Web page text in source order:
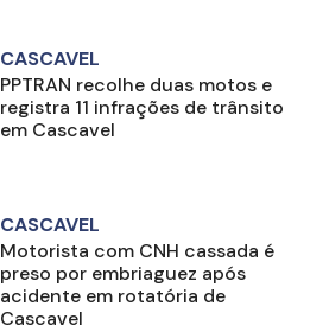
CASCAVEL
PPTRAN recolhe duas motos e
registra 11 infrações de trânsito
em Cascavel
CASCAVEL
Motorista com CNH cassada é
preso por embriaguez após
acidente em rotatória de
Cascavel